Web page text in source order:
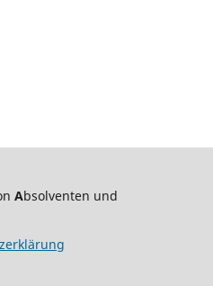
Absolventen und